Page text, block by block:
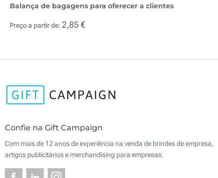
Balança de bagagens para oferecer a clientes
Preço a partir de: 2,85 €
Confie na Gift Campaign
Com mais de 12 anos de experiência na venda de brindes de empresa,
artigos publicitários e merchandising para empresas.